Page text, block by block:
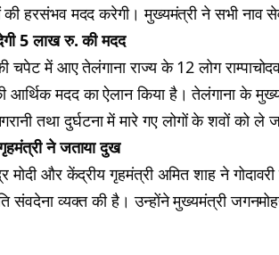
की हरसंभव मदद करेगी। मुख्यमंत्री ने सभी नाव
5 लाख रु. की मदद
चपेट में आए तेलंगाना राज्य के 12 लोग
आर्थिक मदद का ऐलान किया है। तेलंगाना के
तथा दुर्घटना में मारे गए लोगों के शवों को
ने जताया दुख
मोदी और केंद्रीय गृहमंत्री अमित शाह ने
संवदेना व्यक्त की है। उन्होंने मुख्यमंत्री